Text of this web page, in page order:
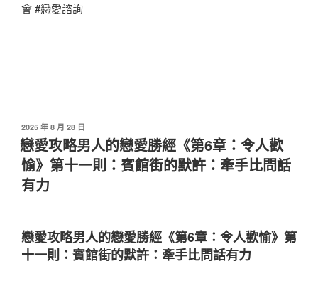
會 #戀愛諮詢
2025 年 8 月 28 日
戀愛攻略男人的戀愛勝經《第6章：令人歡
愉》第十一則：賓館街的默許：牽手比問話
有力
戀愛攻略男人的戀愛勝經《第6章：令人歡愉》第
十一則：賓館街的默許：牽手比問話有力